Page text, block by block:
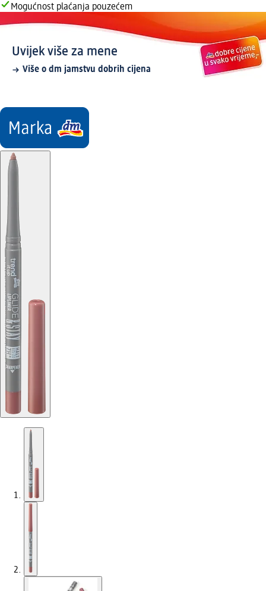
Mogućnost plaćanja pouzećem
Uvijek više za mene
Više o dm jamstvu dobrih cijena